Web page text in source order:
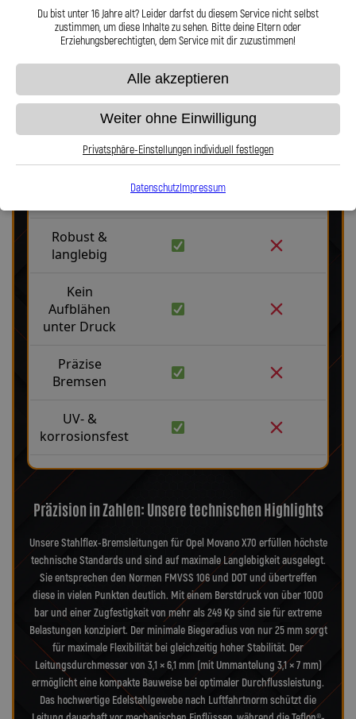
Stahlflex vs. Gummi
Stahlflex
Robust &
langlebig
Kein
Aufblähen
unter Druck
Präzise
Bremsen
UV- &
korrosionsfest
Hier zu unserem Video „Stahlflex vs. Gummi“
Präzision in Zahlen: Unsere technischen Highlights
Unsere Stahlflex-Bremsleitungen für Opel Movano X70 erfüllen höchste
technische Standards und sind auf maximale Langlebigkeit ausgelegt.
Sie entsprechen den Normen FMVSS 106 und DOT und übertreffen
diese in vielen Punkten deutlich. Mit einem Berstdruck von über 1000
bar und einer Zugfestigkeit von mehr als 249 Kp sind sie für extreme
Belastungen konzipiert. Der minimale Biegeradius von nur 25 mm sorgt
für maximale Flexibilität bei gleichzeitig hoher Stabilität. Der
Leitungsdurchmesser von 3,1 × 6,1 mm (mit Ummantelung 3,1 × 7 mm)
ermöglicht eine kompakte Bauweise bei optimaler Durchflussleistung.
Das hochwertige Edelstahlgewebe nach Luftfahrtnorm schützt die
Du bist unter 16 Jahre alt? Leider darfst du diesem Service nicht selbst
zustimmen, um diese Inhalte zu sehen. Bitte deine Eltern oder
Erziehungsberechtigten, dem Service mit dir zuzustimmen!
Alle akzeptieren
Weiter ohne Einwilligung
Privatsphäre-Einstellungen individuell festlegen
DatenschutzImpressum